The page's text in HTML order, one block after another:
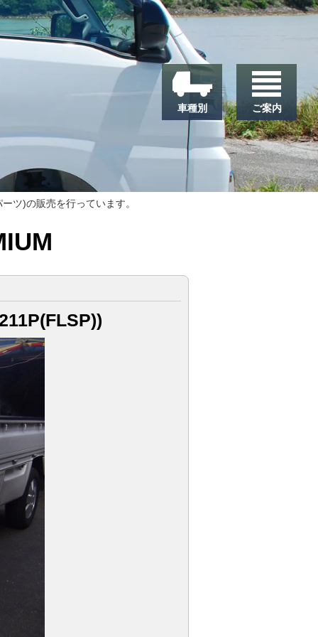
車種別 ご案内
ツ)の販売を行っています。